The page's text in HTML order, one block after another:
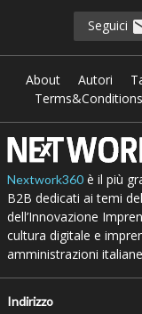
Seguici
About Autori
Nextwork360è il più
B2B dedicati ai temi
dell’Innovazione
cultura digitale e
amministrazioni
Indirizzo